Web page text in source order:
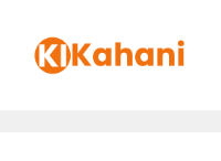
content